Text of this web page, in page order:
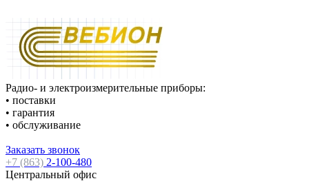
Радио- и электроизмерительные приборы:
• поставки
• гарантия
• обслуживание
Заказать звонок
+7 (863) 2-100-480
Центральный офис